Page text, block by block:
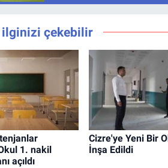
ilginizi çekebilir
1. nakil
açıldı
Cizre'ye Yeni Bir
İnşa Edildi